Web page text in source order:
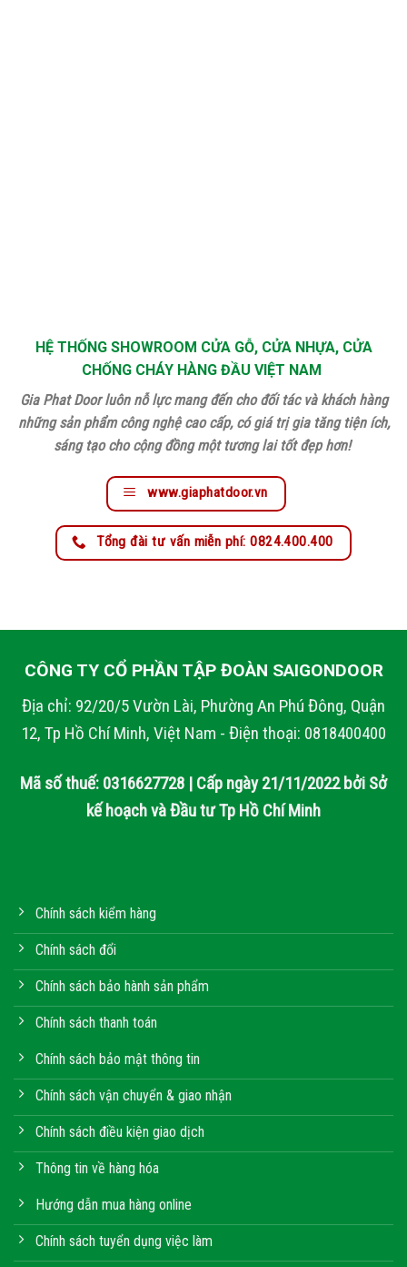
HỆ THỐNG SHOWROOM CỬA GỖ, CỬA NHỰA, CỬA
CHỐNG CHÁY HÀNG ĐẦU VIỆT NAM
Gia Phat Door luôn nỗ lực mang đến cho đối tác và khách hàng
những sản phẩm công nghệ cao cấp, có giá trị gia tăng tiện ích,
sáng tạo cho cộng đồng một tương lai tốt đẹp hơn!
www.giaphatdoor.vn
Tổng đài tư vấn miễn phí: 0824.400.400
CÔNG TY CỔ PHẦN TẬP ĐOÀN SAIGONDOOR
Địa chỉ: 92/20/5 Vườn Lài, Phường An Phú Đông, Quận
12, Tp Hồ Chí Minh, Việt Nam - Điện thoại: 0818400400
Mã số thuế: 0316627728 | Cấp ngày 21/11/2022 bởi Sở
kế hoạch và Đầu tư Tp Hồ Chí Minh
Chính sách kiểm hàng
Chính sách đổi
Chính sách bảo hành sản phẩm
Chính sách thanh toán
Chính sách bảo mật thông tin
Chính sách vận chuyển & giao nhận
Chính sách điều kiện giao dịch
Thông tin về hàng hóa
Hướng dẫn mua hàng online
Chính sách tuyển dụng việc làm